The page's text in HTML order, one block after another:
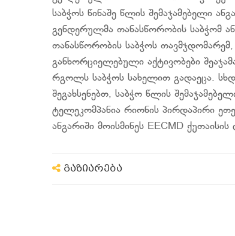
საბჭოს წინაშე წლის შემაჯამებელი
გენდერულმა თანასწორობის საბჭომ
თანასწორობის საბჭოს
განხორციელებული აქტივობები
რგოლს საბჭოს სახელით გადაეცა.
შეგახსენებთ, საბჭო წლის
ტელეკომპანია რიონის პირდაპირი
ანგარიში მოისმინეს EECMD
გაზიარება